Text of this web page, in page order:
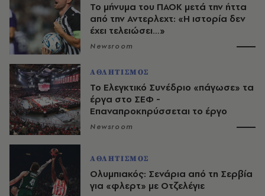
Το μήνυμα του ΠΑΟΚ μετά την ήττα
από την Αντερλεχτ: «Η ιστορία δεν
έχει τελειώσει…»
Newsroom
ΑΘΛΗΤΙΣΜΟΣ
Το Ελεγκτικό Συνέδριο «πάγωσε» τα
έργα στο ΣΕΦ -
Επαναπροκηρύσσεται το έργο
Newsroom
ΑΘΛΗΤΙΣΜΟΣ
Ολυμπιακός: Σενάρια από τη Σερβία
για «φλερτ» με Οτζελέγιε